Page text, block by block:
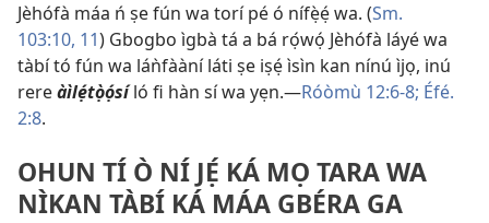
Jèhófà máa ń ṣe fún wa torí pé ó nífẹ̀ẹ́ wa. (Sm.
103:10, 11) Gbogbo ìgbà tá a bá rọ́wọ́ Jèhófà láyé wa
tàbí tó fún wa láǹfààní láti ṣe iṣẹ́ ìsìn kan nínú ìjọ, inú
rereàìlẹ́tọ̀ọ́síló fi hàn sí wa yẹn.—Róòmù 12:6-8; Éfé.
2:8.
OHUN TÍ Ò NÍ JẸ́ KÁ MỌ TARA WA
NÌKAN TÀBÍ KÁ MÁA GBÉRA GA